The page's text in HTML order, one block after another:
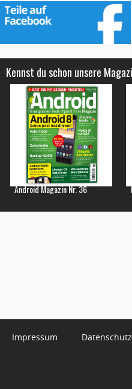
Kennst du schon unsere
Android Magazin Nr. 36
Impressum Datenschutz